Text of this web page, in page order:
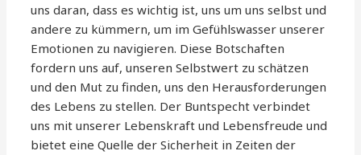
uns daran, dass es wichtig ist, uns um uns selbst und
andere zu kümmern, um im Gefühlswasser unserer
Emotionen zu navigieren. Diese Botschaften
fordern uns auf, unseren Selbstwert zu schätzen
und den Mut zu finden, uns den Herausforderungen
des Lebens zu stellen. Der Buntspecht verbindet
uns mit unserer Lebenskraft und Lebensfreude und
bietet eine Quelle der Sicherheit in Zeiten der